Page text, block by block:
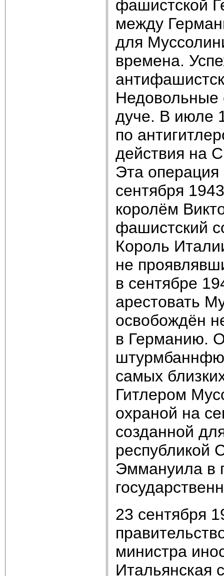
фашистской
между
для
времена.
Недовольные
дуче. В июле
по
действия на
Эта операция
сентября
королём
фашистский
Король
не
в сентябре
арестовать
освобождён
в Германию.
самых
Гитлером
охраной на
созданной
республикой
Эммануила в
23 сентября
министра
Итальянская